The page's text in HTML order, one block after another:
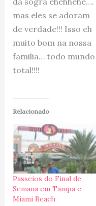
mas eles se adoram
de verdade!!! Isso eh
muito bom na nossa
familia… todo mundo
total!!!!
Relacionado
Passeios do Final de
Semana em Tampa e
Miami Beach